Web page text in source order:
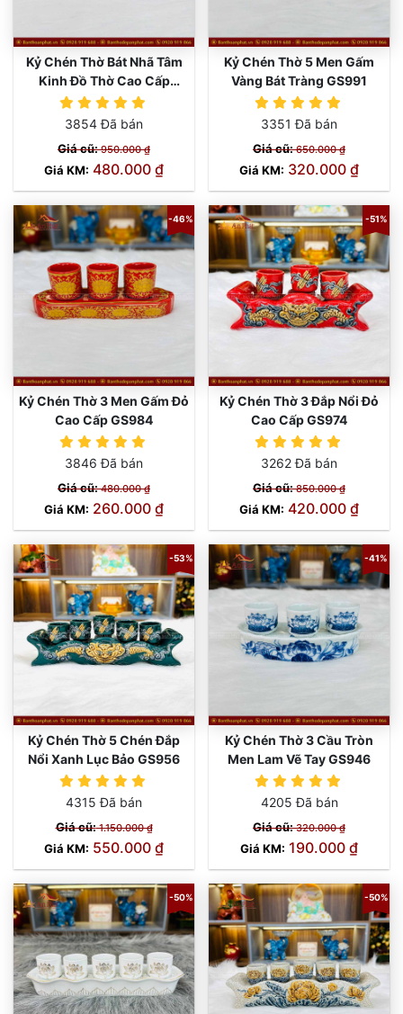
Kỷ Chén Thờ Bát Nhã Tâm
Kinh Đồ Thờ Cao Cấp
GS999
3854 Đã bán
Giá cũ:950.000 ₫
Giá KM: 480.000 ₫
Kỷ Chén Thờ 5 Men Gấm
Vàng Bát Tràng GS991
3351 Đã bán
Giá cũ:650.000 ₫
Giá KM: 320.000 ₫
-46%
Kỷ Chén Thờ 3 Men Gấm Đỏ
Cao Cấp GS984
3846 Đã bán
Giá cũ:480.000 ₫
Giá KM: 260.000 ₫
-51%
Kỷ Chén Thờ 3 Đắp Nổi Đỏ
Cao Cấp GS974
3262 Đã bán
Giá cũ:850.000 ₫
Giá KM: 420.000 ₫
-53%
Kỷ Chén Thờ 5 Chén Đắp
Nổi Xanh Lục Bảo GS956
4315 Đã bán
Giá cũ:1.150.000 ₫
Giá KM: 550.000 ₫
-41%
Kỷ Chén Thờ 3 Cầu Tròn
Men Lam Vẽ Tay GS946
4205 Đã bán
Giá cũ:320.000 ₫
Giá KM: 190.000 ₫
-50% -50%